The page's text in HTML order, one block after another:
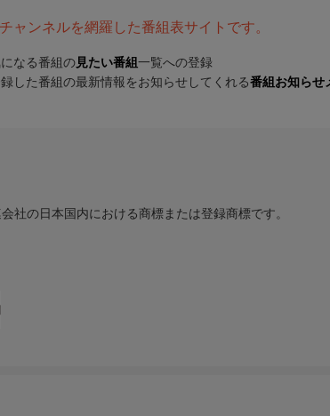
ャンネルを網羅した番組表サイトです。
なる番組の 見たい番組 一覧への登録
した番組の最新情報をお知らせしてくれる番組お知らせ
社の日本国内における商標または登録商標です。